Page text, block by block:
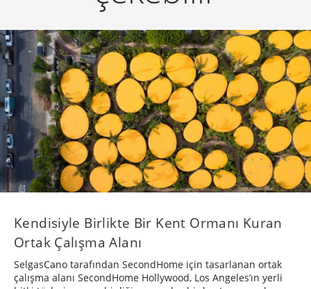
Kendisiyle Birlikte Bir Kent Ormanı Kuran
Ortak Çalışma Alanı
SelgasCano tarafından SecondHome için tasarlanan ortak
çalışma alanı SecondHome Hollywood, Los Angeles’ın yerli